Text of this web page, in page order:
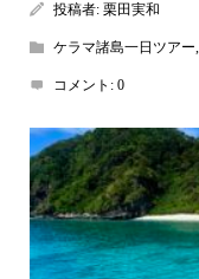
投稿者: 栗田実和
ケラマ諸島一日ツアー,
コメント: 0